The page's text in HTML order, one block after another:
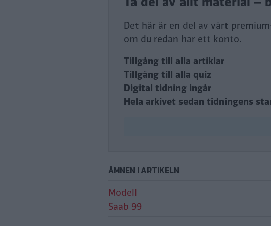
om du redan har ett konto.
Tillgång till alla quiz
Digital tidning ingår
Hela arkivet sedan tidningens start
Saab 99